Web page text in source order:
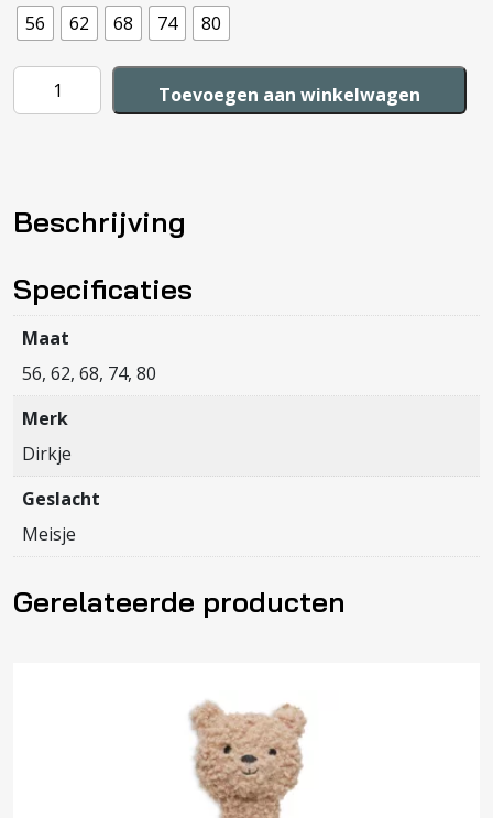
56
62 68 74 80
Dirkje
Baby
aantal
Toevoegen aan winkelwagen
Beschrijving
Specificaties
Maat
56, 62, 68, 74, 80
Merk
Dirkje
Geslacht
Meisje
Gerelateerde producten